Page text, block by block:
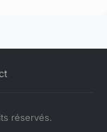
réservés.